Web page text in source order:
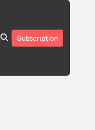
About
Contact
Cookie
Privacy
Sitemap
Terms
Subscription